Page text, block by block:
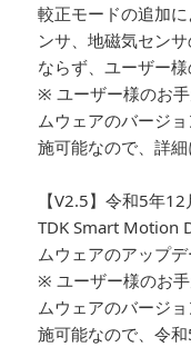
較正モードの追加
ンサ、地磁気セン
ならず、ユーザー
※ ユーザー様のお
ムウェアのバージ
施可能なので、詳
【V2.5】令和5年
TDK Smart Motion
ムウェアのアップデ
※ ユーザー様のお
ムウェアのバージ
施可能なので、令